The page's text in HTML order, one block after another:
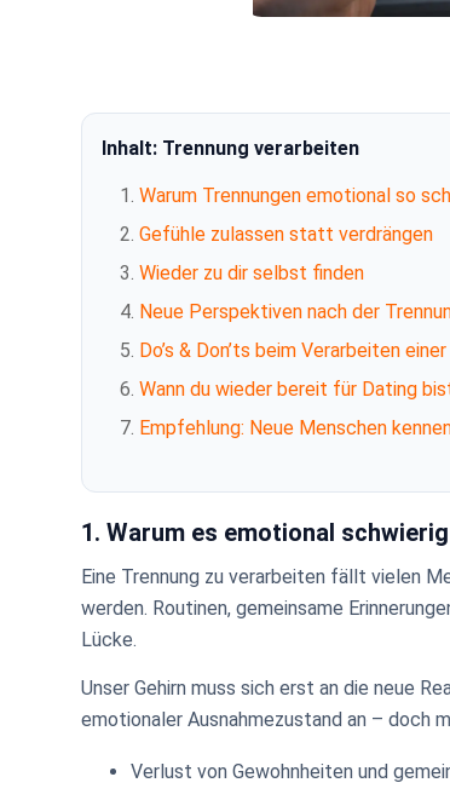
Inhalt: Trennung verarbeiten
Warum Trennungen emotional so
Gefühle zulassen statt verdrängen
Wieder zu dir selbst finden
Neue Perspektiven nach der
Do’s & Don’ts beim Verarbeiten
Wann du wieder bereit für Dating
Empfehlung: Neue Menschen
1. Warum es emotional
Eine Trennung zu verarbeiten fällt vielen
werden. Routinen, gemeinsame
Lücke.
Unser Gehirn muss sich erst an die neue
emotionaler Ausnahmezustand an – doch
Verlust von Gewohnheiten und